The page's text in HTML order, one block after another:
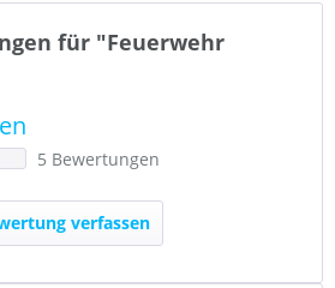
für "Feuerwehr
5 Bewertungen
verfassen